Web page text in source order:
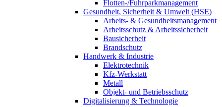
Flotten-/Fuhrparkmanagement
Gesundheit, Sicherheit & Umwelt (HSE)
Arbeits- & Gesundheitsmanagement
Arbeitsschutz & Arbeitssicherheit
Bausicherheit
Brandschutz
Handwerk & Industrie
Elektrotechnik
Kfz-Werkstatt
Metall
Objekt- und Betriebsschutz
Digitalisierung & Technologie